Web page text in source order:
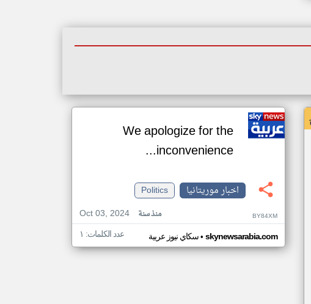
We apologize for the
inconvenience...
اخبار موريتانيا
Politics
Oct 03, 2024
منذ سنة BY84XM
سكاي نيوز عربية• skynewsarabia.com عدد الكلمات: ١